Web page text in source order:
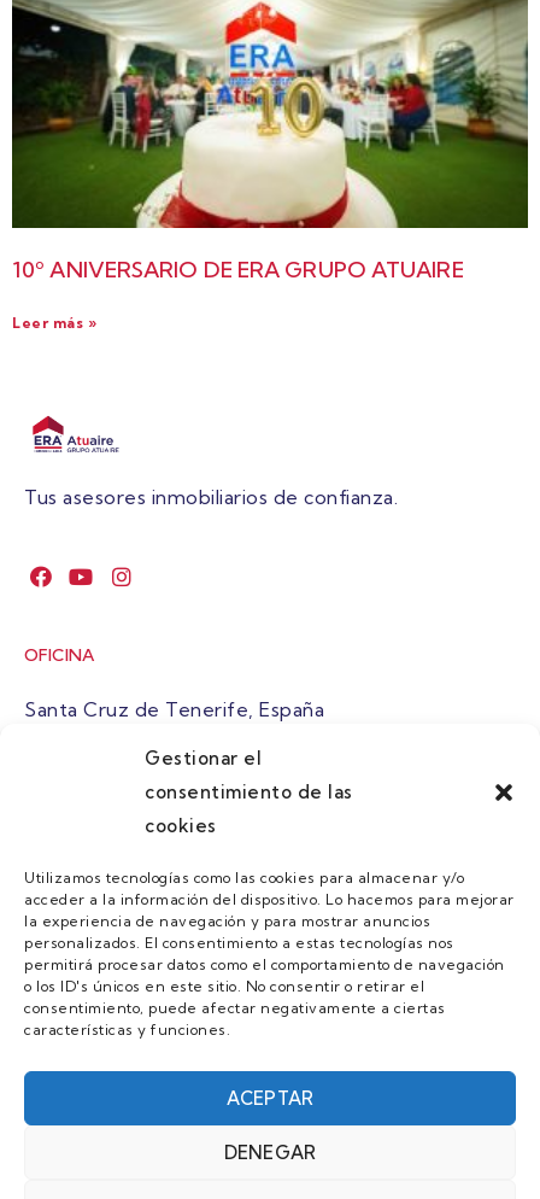
Gestionar el
consentimiento de las
cookies
Utilizamos tecnologías como las cookies para almacenar y/o
acceder a la información del dispositivo. Lo hacemos para mejorar
la experiencia de navegación y para mostrar anuncios
personalizados. El consentimiento a estas tecnologías nos
permitirá procesar datos como el comportamiento de navegación
o los ID's únicos en este sitio. No consentir o retirar el
consentimiento, puede afectar negativamente a ciertas
características y funciones.
ACEPTAR
DENEGAR
10º ANIVERSARIO DE ERA GRUPO ATUAIRE
Leer más »
Tus asesores inmobiliarios de confianza.
OFICINA
Santa Cruz de Tenerife, España
atuaire@grupoatuaire.com
+34 638765829
MENU
Quienes Somos
Guias
Contacto
Únete